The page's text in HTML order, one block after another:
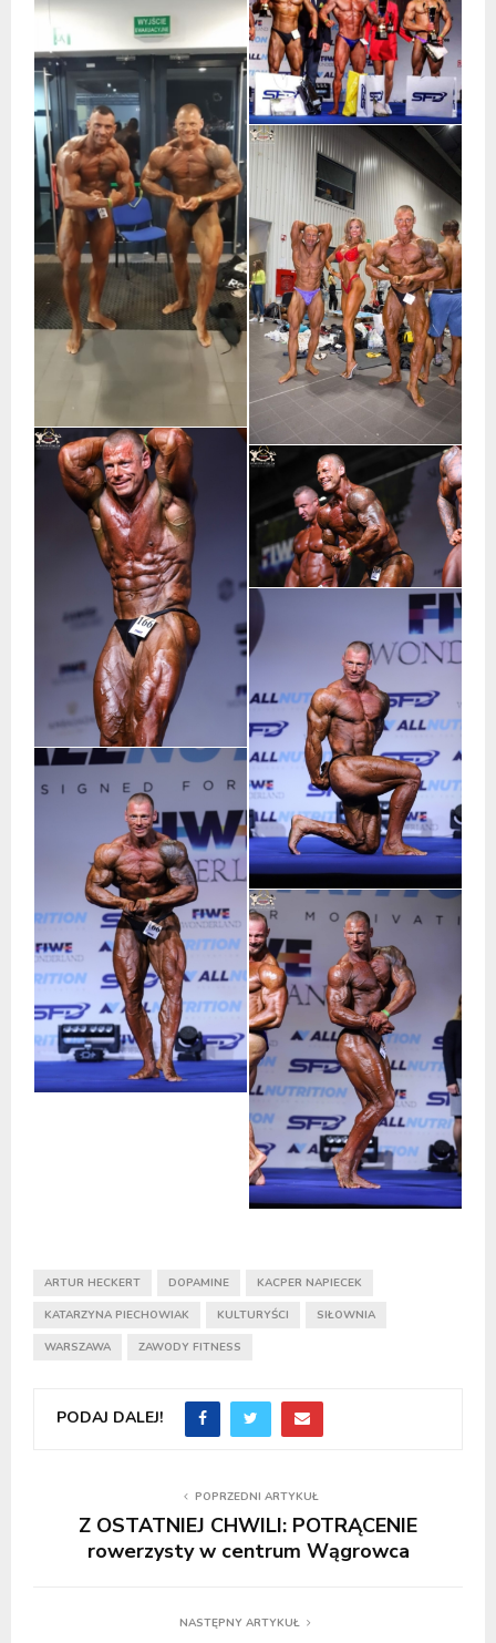
ARTUR HECKERT DOPAMINE KACPER NAPIECEK
KATARZYNA PIECHOWIAK KULTURYŚCI SIŁOWNIA
WARSZAWA ZAWODY FITNESS
PODAJ DALEJ!
POPRZEDNI ARTYKUŁ
Z OSTATNIEJ CHWILI: POTRĄCENIE
rowerzysty w centrum Wągrowca
NASTĘPNY ARTYKUŁ